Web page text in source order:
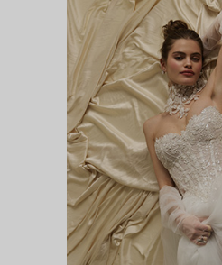
РОЯЛ
DIVA